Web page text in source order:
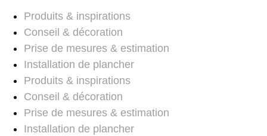
Produits & inspirations
Conseil & décoration
Prise de mesures & estimation
Installation de plancher
Produits & inspirations
Conseil & décoration
Prise de mesures & estimation
Installation de plancher